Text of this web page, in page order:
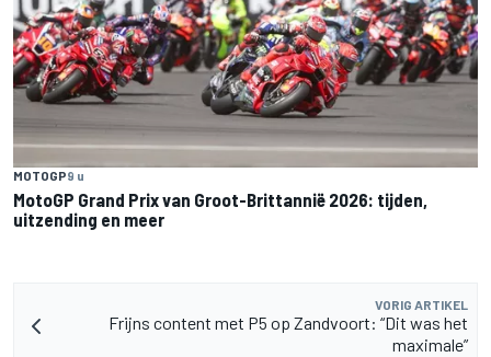
MOTOGP9 u
MotoGP Grand Prix van Groot-Brittannië 2026: tijden,
uitzending en meer
VORIG ARTIKEL
Frijns content met P5 op Zandvoort: “Dit was het
maximale”